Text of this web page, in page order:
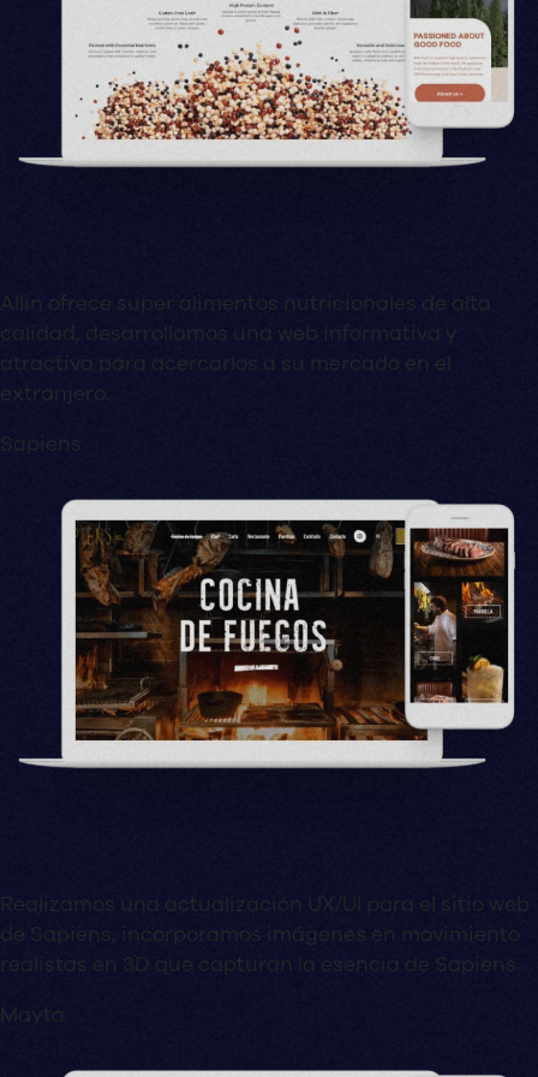
Allin ofrece super alimentos nutricionales de alta
calidad, desarrollamos una web informativa y
atractiva para acercarlos a su mercado en el
extranjero.
Sapiens
Realizamos una actualización UX/UI para el sitio web
de Sapiens, incorporamos imágenes en movimiento
realistas en 3D que capturan la esencia de Sapiens.
Mayta